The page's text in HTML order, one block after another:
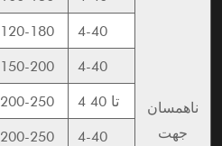
ناهمسان
جهت
120-180
4-40
150-200
4-40
200-250
4 تا 40
200-250
4-40